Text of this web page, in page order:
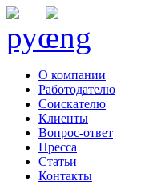
О компании
Работодателю
Соискателю
Клиенты
Вопрос-ответ
Пресса
Статьи
Контакты